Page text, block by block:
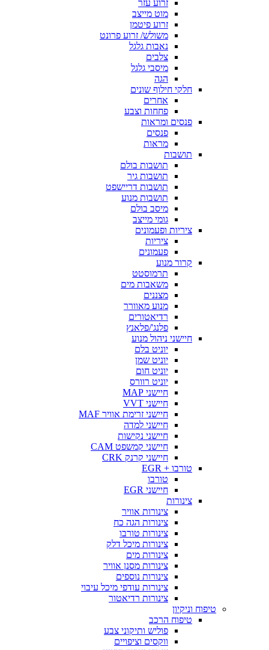
זרוע עזר
מוט מייצב
זרוע פיטמן
משולש/ זרוע פרונט
נאבות גלגל
צלבים
מיסבי גלגל
הגה
חלקי חילוף שונים
אחרים
פחחות וצבע
פנסים ומראות
פנסים
מראות
תושבות
תושבות בולם
תושבות גיר
תושבות דריישפט
תושבות מנוע
מיסב בולם
גומי מייצב
ציריות ופעמונים
ציריות
פעמונים
קרור מנוע
תרמוסטט
משאבות מים
מצננים
מנוע מאוורר
רדיאטורים
פלנג'/פלאנץ
חיישני ניהול מנוע
יוניט בלם
יוניט שמן
יוניט חום
יוניט רוורס
חיישני MAP
חיישני VVT
חיישני זרימת אוויר MAF
חיישני למדה
חיישני נקישות
חיישני קמשפט CAM
חיישני קרנק CRK
טורבו + EGR
טורבו
חיישני EGR
צינורות
צינורות אוויר
צינורות הגה כח
צינורות טורבו
צינורות מיכל דלק
צינורות מים
צינורות מסנן אוויר
צינורות נוספים
צינורות עודפי מיכל עיבוי
צינורות רדיאטור
טיפוח וניקיון
טיפוח הרכב
פוליש ותיקוני צבע
ווקסים וציפויים